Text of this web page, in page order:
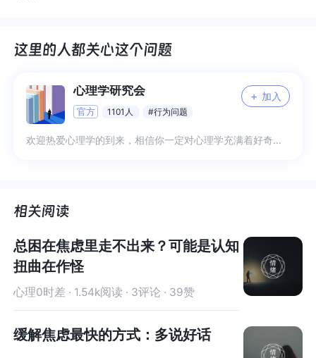
心理学研究会
官方 1101人 #行为问题
+ 加入
欢迎热爱心理学的到来，相信你一定对心理学充满着好奇，一起用专业知识来分享未知吧 1、日常分享专业知识解读 2、日常困扰互帮互助 3、专业交流与答疑 4、更多希望你来补充
总困在焦虑里走不出来？可能是认知
扭曲在作怪
心理0时差 · 1.54k阅读 · 3评论 · 39赞
缓解焦虑最快的方式：多说好话